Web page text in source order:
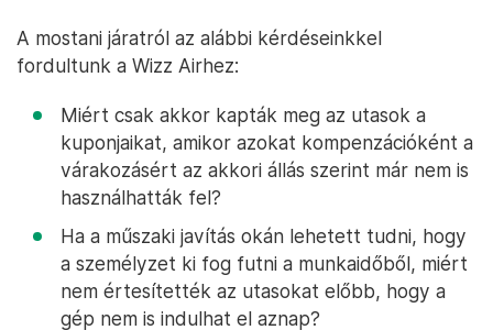
A mostani járatról az alábbi kérdéseinkkel
fordultunk a Wizz Airhez:
Miért csak akkor kapták meg az utasok a
kuponjaikat, amikor azokat kompenzációként a
várakozásért az akkori állás szerint már nem is
használhatták fel?
Ha a műszaki javítás okán lehetett tudni, hogy
a személyzet ki fog futni a munkaidőből, miért
nem értesítették az utasokat előbb, hogy a
gép nem is indulhat el aznap?